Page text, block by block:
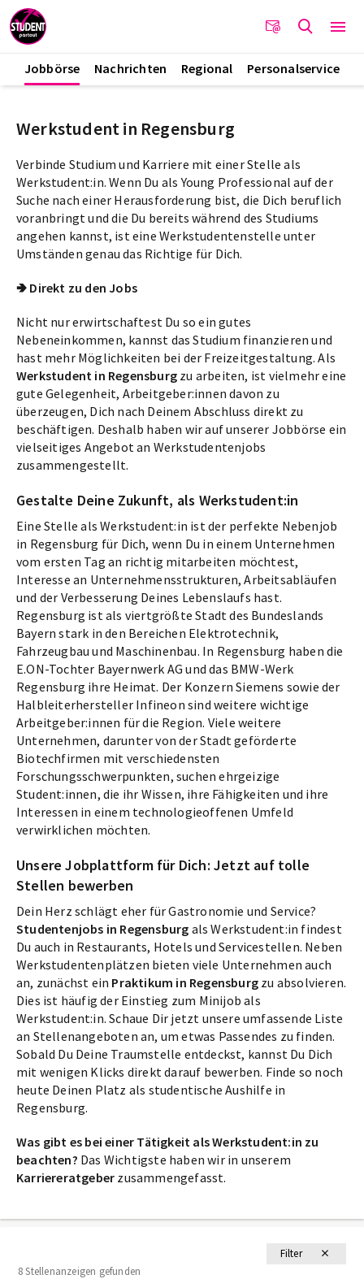
Jobbörse Nachrichten Regional Personalservice
Filter
8 Stellenanzeigen gefunden
Werkstudent in Regensburg
Verbinde Studium und Karriere mit einer Stelle als
Werkstudent:in. Wenn Du als Young Professional auf der
Suche nach einer Herausforderung bist, die Dich beruflich
voranbringt und die Du bereits während des Studiums
angehen kannst, ist eine Werkstudentenstelle unter
Umständen genau das Richtige für Dich.
🢂 Direkt zu den Jobs
Nicht nur erwirtschaftest Du so ein gutes
Nebeneinkommen, kannst das Studium finanzieren und
hast mehr Möglichkeiten bei der Freizeitgestaltung. Als
Werkstudent in Regensburg zu arbeiten, ist vielmehr eine
gute Gelegenheit, Arbeitgeber:innen davon zu
überzeugen, Dich nach Deinem Abschluss direkt zu
beschäftigen. Deshalb haben wir auf unserer Jobbörse ein
vielseitiges Angebot an Werkstudentenjobs
zusammengestellt.
Gestalte Deine Zukunft, als Werkstudent:in
Eine Stelle als Werkstudent:in ist der perfekte Nebenjob
in Regensburg für Dich, wenn Du in einem Unternehmen
vom ersten Tag an richtig mitarbeiten möchtest,
Interesse an Unternehmensstrukturen, Arbeitsabläufen
und der Verbesserung Deines Lebenslaufs hast.
Regensburg ist als viertgrößte Stadt des Bundeslands
Bayern stark in den Bereichen Elektrotechnik,
Fahrzeugbau und Maschinenbau. In Regensburg haben die
E.ON-Tochter Bayernwerk AG und das BMW-Werk
Regensburg ihre Heimat. Der Konzern Siemens sowie der
Halbleiterhersteller Infineon sind weitere wichtige
Arbeitgeber:innen für die Region. Viele weitere
Unternehmen, darunter von der Stadt geförderte
Biotechfirmen mit verschiedensten
Forschungsschwerpunkten, suchen ehrgeizige
Student:innen, die ihr Wissen, ihre Fähigkeiten und ihre
Interessen in einem technologieoffenen Umfeld
verwirklichen möchten.
Unsere Jobplattform für Dich: Jetzt auf tolle
Stellen bewerben
Dein Herz schlägt eher für Gastronomie und Service?
Studentenjobs in Regensburg als Werkstudent:in findest
Du auch in Restaurants, Hotels und Servicestellen. Neben
Werkstudentenplätzen bieten viele Unternehmen auch
an, zunächst ein Praktikum in Regensburg zu absolvieren.
Dies ist häufig der Einstieg zum Minijob als
Werkstudent:in. Schaue Dir jetzt unsere umfassende Liste
an Stellenangeboten an, um etwas Passendes zu finden.
Sobald Du Deine Traumstelle entdeckst, kannst Du Dich
mit wenigen Klicks direkt darauf bewerben. Finde so noch
heute Deinen Platz als studentische Aushilfe in
Regensburg.
Was gibt es bei einer Tätigkeit als Werkstudent:in zu
beachten? Das Wichtigste haben wir in unserem
Karriereratgeber zusammengefasst.